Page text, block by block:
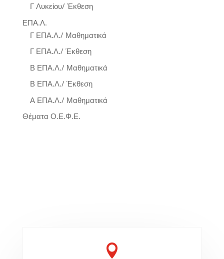
Γ Λυκείου/ Έκθεση
ΕΠΑ.Λ.
Γ ΕΠΑ.Λ./ Μαθηματικά
Γ ΕΠΑ.Λ./ Έκθεση
Β ΕΠΑ.Λ./ Μαθηματικά
Β ΕΠΑ.Λ./ Έκθεση
Α ΕΠΑ.Λ./ Μαθηματικά
Θέματα Ο.Ε.Φ.Ε.
